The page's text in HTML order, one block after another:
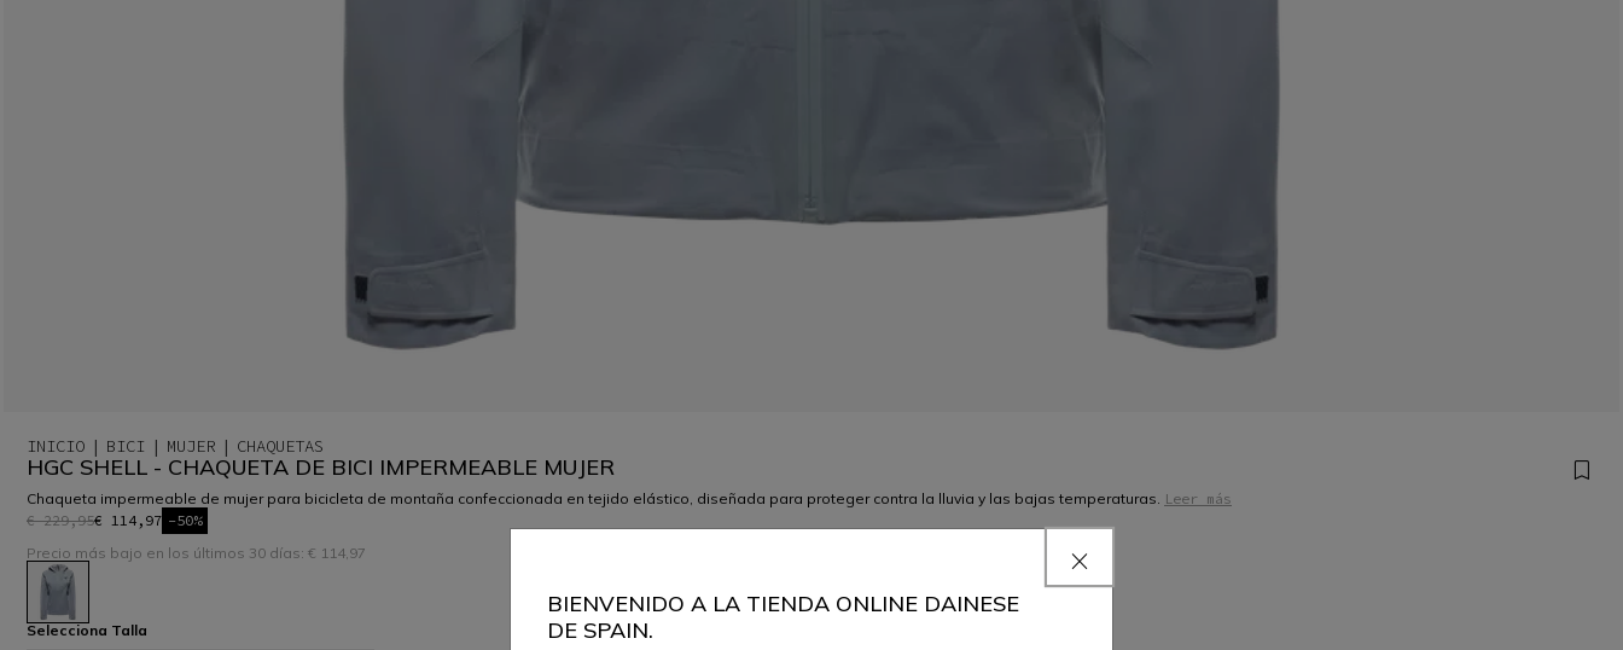
INICIO BICI MUJER CHAQUETAS
HGC SHELL - CHAQUETA DE BICI IMPERMEABLE MUJER
Chaqueta impermeable de mujer para bicicleta de montaña confeccionada en tejido elástico, diseñada para proteger contra la lluvia y las bajas temperaturas. Leer más
€ 229,95€ 114,97 -50%
Precio más bajo en los últimos 30 días: € 114,97
seleccionado
Selecciona Talla
BIENVENIDO A LA TIENDA ONLINE DAINESE
DE SPAIN.